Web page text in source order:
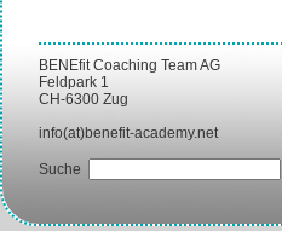
BENEfit Coaching Team AG
Feldpark 1
CH-6300 Zug
info(at)benefit-academy.net
Suche